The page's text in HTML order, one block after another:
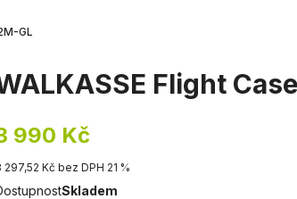
GL
Flight
990 Kč
297,52 Kč bez DPH 21 %
Skladem